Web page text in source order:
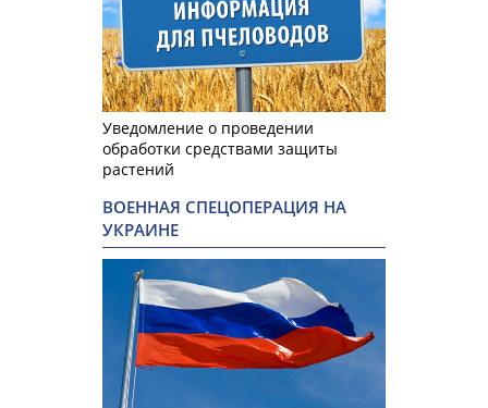
Уведомление о проведении
обработки средствами защиты
растений
ВОЕННАЯ СПЕЦОПЕРАЦИЯ НА
УКРАИНЕ